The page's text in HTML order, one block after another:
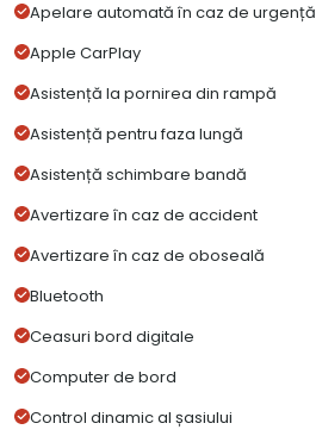
Apelare automată în caz de urgență
Apple CarPlay
Asistență la pornirea din rampă
Asistență pentru faza lungă
Asistență schimbare bandă
Avertizare în caz de accident
Avertizare în caz de oboseală
Bluetooth
Ceasuri bord digitale
Computer de bord
Control dinamic al șasiului